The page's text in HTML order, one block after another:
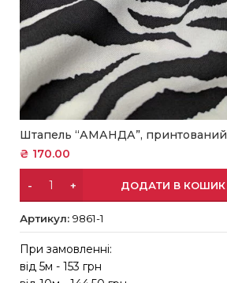
Штапель “АМАНДА”, принтований
₴ 170.00
ДОДАТИ В КОШИК
Артикул:9861-1
При замовленні:
від 5м - 153 грн